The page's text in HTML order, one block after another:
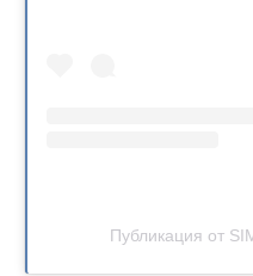
Публикация от